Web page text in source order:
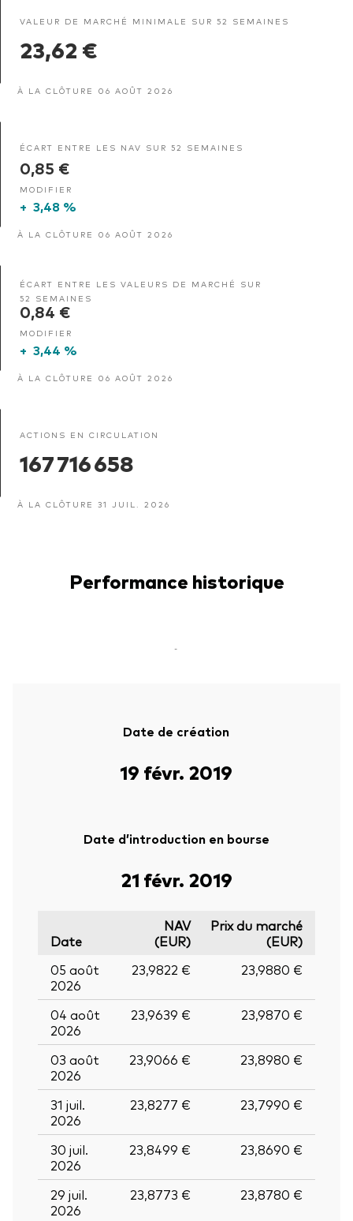
VALEUR DE MARCHÉ MINIMALE SUR 52 SEMAINES
23,62 €
À LA CLÔTURE 06 AOÛT 2026
ÉCART ENTRE LES NAV SUR 52 SEMAINES
0,85 €
MODIFIER
+ 3,48 %
À LA CLÔTURE 06 AOÛT 2026
ÉCART ENTRE LES VALEURS DE MARCHÉ SUR
52 SEMAINES
0,84 €
MODIFIER
+ 3,44 %
À LA CLÔTURE 06 AOÛT 2026
ACTIONS EN CIRCULATION
167 716 658
À LA CLÔTURE 31 JUIL. 2026
Performance historique
-
Date de création
19 févr. 2019
Date d’introduction en bourse
21 févr. 2019
Date
NAV
(EUR)
Prix du marché
(EUR)
05 août
2026
23,9822 € 23,9880 €
04 août
2026
23,9639 € 23,9870 €
03 août
2026
23,9066 € 23,8980 €
31 juil.
2026
23,8277 € 23,7990 €
30 juil.
2026
23,8499 € 23,8690 €
29 juil.
2026
23,8773 € 23,8780 €